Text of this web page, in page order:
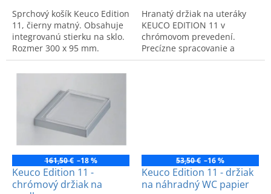
Sprchový košík Keuco Edition
11, čierny matný. Obsahuje
integrovanú stierku na sklo.
Rozmer 300 x 95 mm.
Funkčný a moderný doplnok
do kúpeľne.
Hranatý držiak na uteráky
KEUCO EDITION 11 v
chrómovom prevedení.
Precízne spracovanie a
nadčasový dizajn. Kód
161,50 € –18 %
Keuco Edition 11 -
chrómový držiak na
53,50 € –16 %
Keuco Edition 11 - držiak
na náhradný WC papier